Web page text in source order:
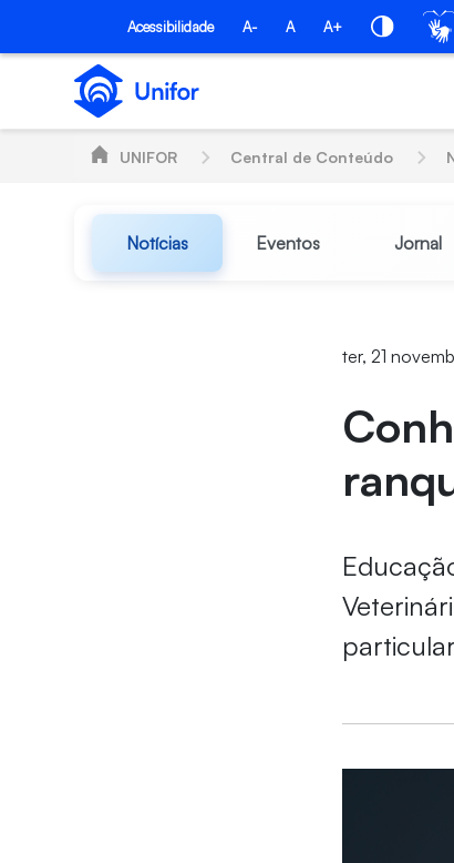
Pular para o Conteúdo principal
Acessibilidade A- A A+
UNIFOR Central de Conteúdo
Notícias Eventos Jornal
ter, 21